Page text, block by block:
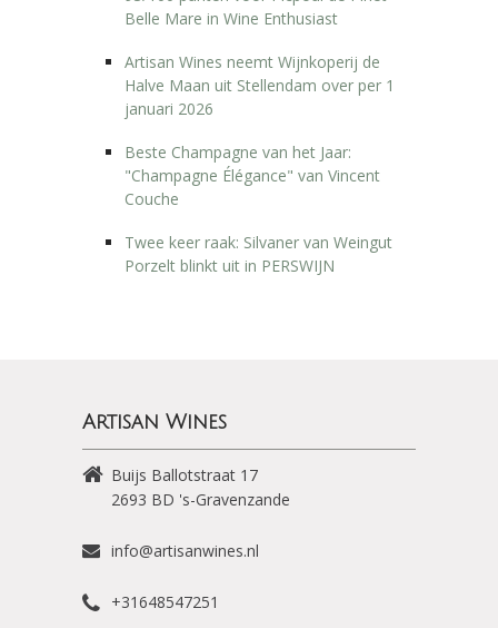
Belle Mare in Wine Enthusiast
Artisan Wines neemt Wijnkoperij de
Halve Maan uit Stellendam over per 1
januari 2026
Beste Champagne van het Jaar:
"Champagne Élégance" van Vincent
Couche
Twee keer raak: Silvaner van Weingut
Porzelt blinkt uit in PERSWIJN
Artisan Wines
Buijs Ballotstraat 17
2693 BD 's-Gravenzande
info@artisanwines.nl
+31648547251